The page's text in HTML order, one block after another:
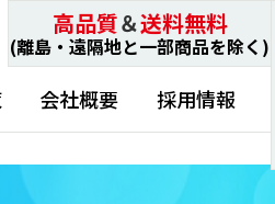
高品質＆送料無料
(離島・遠隔地と一部商品を除く)
会社概要 採用情報